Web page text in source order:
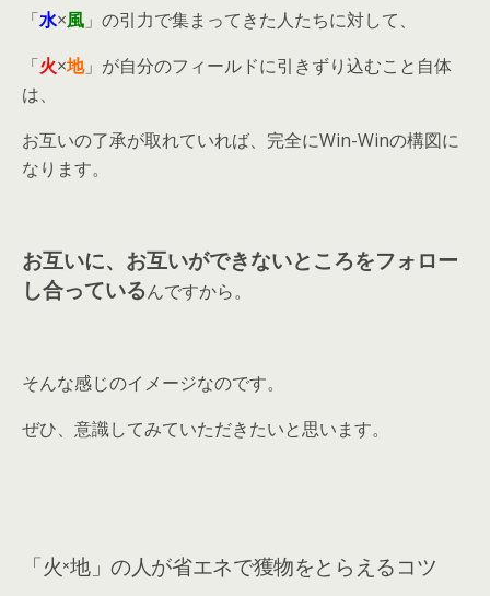
「水×風 」の引力で集まってきた人たちに対して、
「火×地」が自分のフィールドに引きずり込むこと自体
は、
お互いの了承が取れていれば、完全にWin-Winの構図に
なります。
お互いに、お互いができないところをフォロー
し合っているんですから。
そんな感じのイメージなのです。
ぜひ、意識してみていただきたいと思います。
「火×地」の人が省エネで獲物をとらえるコツ